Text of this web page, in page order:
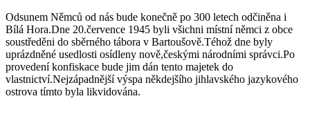
Odsunem Němců od nás bude konečně po 300 letech odčiněna i
Bílá Hora.Dne 20.července 1945 byli všichni místní němci z obce
soustředěni do sběrného tábora v Bartoušově.Téhož dne byly
uprázdněné usedlosti osídleny nově,českými národními správci.Po
provedení konfiskace bude jim dán tento majetek do
vlastnictví.Nejzápadnější výspa někdejšího jihlavského jazykového
ostrova tímto byla likvidována.